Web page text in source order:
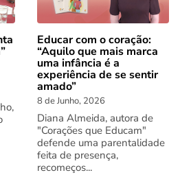
Educar com o coração:
“Aquilo que mais marca
uma infância é a
experiência de se sentir
amado”
8 de Junho, 2026
Diana Almeida, autora de
"Corações que Educam"
defende uma parentalidade
feita de presença,
recomeços...